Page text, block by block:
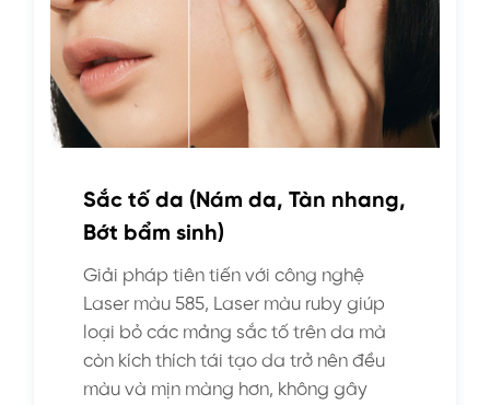
Sắc tố da (Nám da, Tàn nhang,
Bớt bẩm sinh)
Giải pháp tiên tiến với công nghệ
Laser màu 585, Laser màu ruby giúp
loại bỏ các mảng sắc tố trên da mà
còn kích thích tái tạo da trở nên đều
màu và mịn màng hơn, không gây